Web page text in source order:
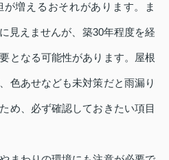
増えるおそれがあります。ま
見えませんが、築30年程度を経
となる可能性があります。屋根
色あせなども未対策だと雨漏り
め、必ず確認しておきたい項目